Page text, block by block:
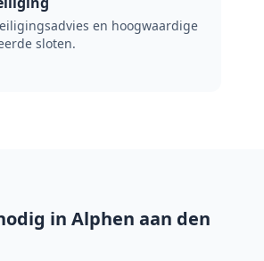
en hoogwaardige
sloten.
in Alphen aan den